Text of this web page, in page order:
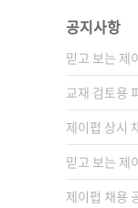
공지사항
믿고 보는 제
교재 검토용
제이펍 상시
믿고 보는 제
제이펍 채용